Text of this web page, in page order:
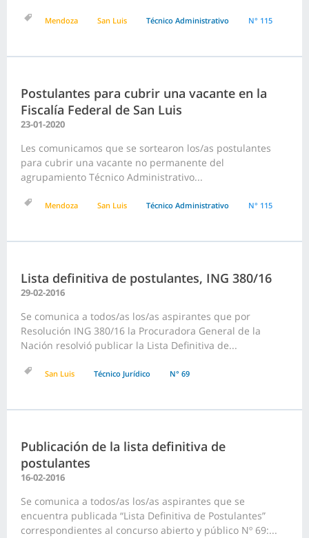
Mendoza San Luis Técnico Administrativo N° 115
Postulantes para cubrir una vacante en la
Fiscalía Federal de San Luis
23-01-2020
Les comunicamos que se sortearon los/as postulantes
para cubrir una vacante no permanente del
agrupamiento Técnico Administrativo...
Mendoza San Luis Técnico Administrativo N° 115
Lista definitiva de postulantes, ING 380/16
29-02-2016
Se comunica a todos/as los/as aspirantes que por
Resolución ING 380/16 la Procuradora General de la
Nación resolvió publicar la Lista Definitiva de...
San Luis Técnico Jurídico N° 69
Publicación de la lista definitiva de
postulantes
16-02-2016
Se comunica a todos/as los/as aspirantes que se
encuentra publicada “Lista Definitiva de Postulantes”
correspondientes al concurso abierto y público Nº 69:...